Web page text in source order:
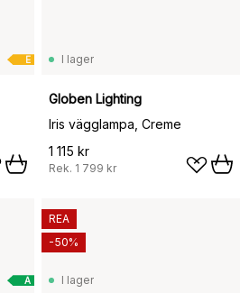
E I lager
Globen Lighting
Iris vägglampa, Creme
1 115 kr
Rek. 1 799 kr
A I lager
REA
-50%